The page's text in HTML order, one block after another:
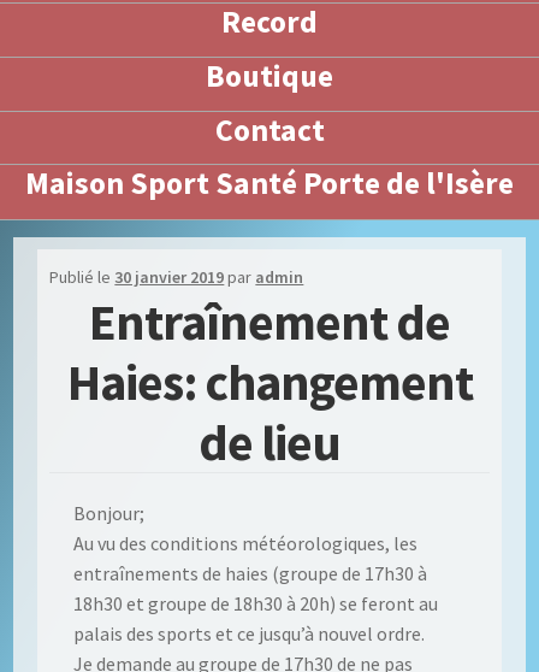
Record
Boutique
Contact
Maison Sport Santé Porte de l'Isère
Publié le 30 janvier 2019par admin
Entraînement de
Haies: changement
de lieu
Bonjour;
Au vu des conditions météorologiques, les
entraînements de haies (groupe de 17h30 à
18h30 et groupe de 18h30 à 20h) se feront au
palais des sports et ce jusqu’à nouvel ordre.
Je demande au groupe de 17h30 de ne pas